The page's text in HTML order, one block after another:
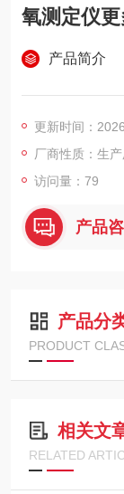
氧测定仪
产品简介
更新时间：
厂商性质：生
访问量：79
产品
产品分
PRODUCT
相关文
RELATED